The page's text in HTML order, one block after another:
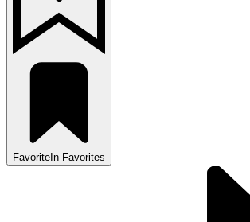
Favorite In Favorites